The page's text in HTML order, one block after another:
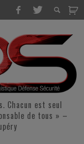
Chacun est seul
de tous » –